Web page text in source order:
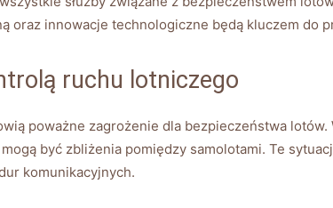
oraz ⁣innowacje technologiczne będą kluczem do
ruchu lotniczego
poważne zagrożenie⁢ dla bezpieczeństwa
być zbliżenia pomiędzy samolotami.⁤ Te
komunikacyjnych.